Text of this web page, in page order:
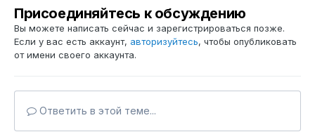
Присоединяйтесь к обсуждению
Вы можете написать сейчас и зарегистрироваться позже.
Если у вас есть аккаунт, авторизуйтесь, чтобы опубликовать
от имени своего аккаунта.
Ответить в этой теме...